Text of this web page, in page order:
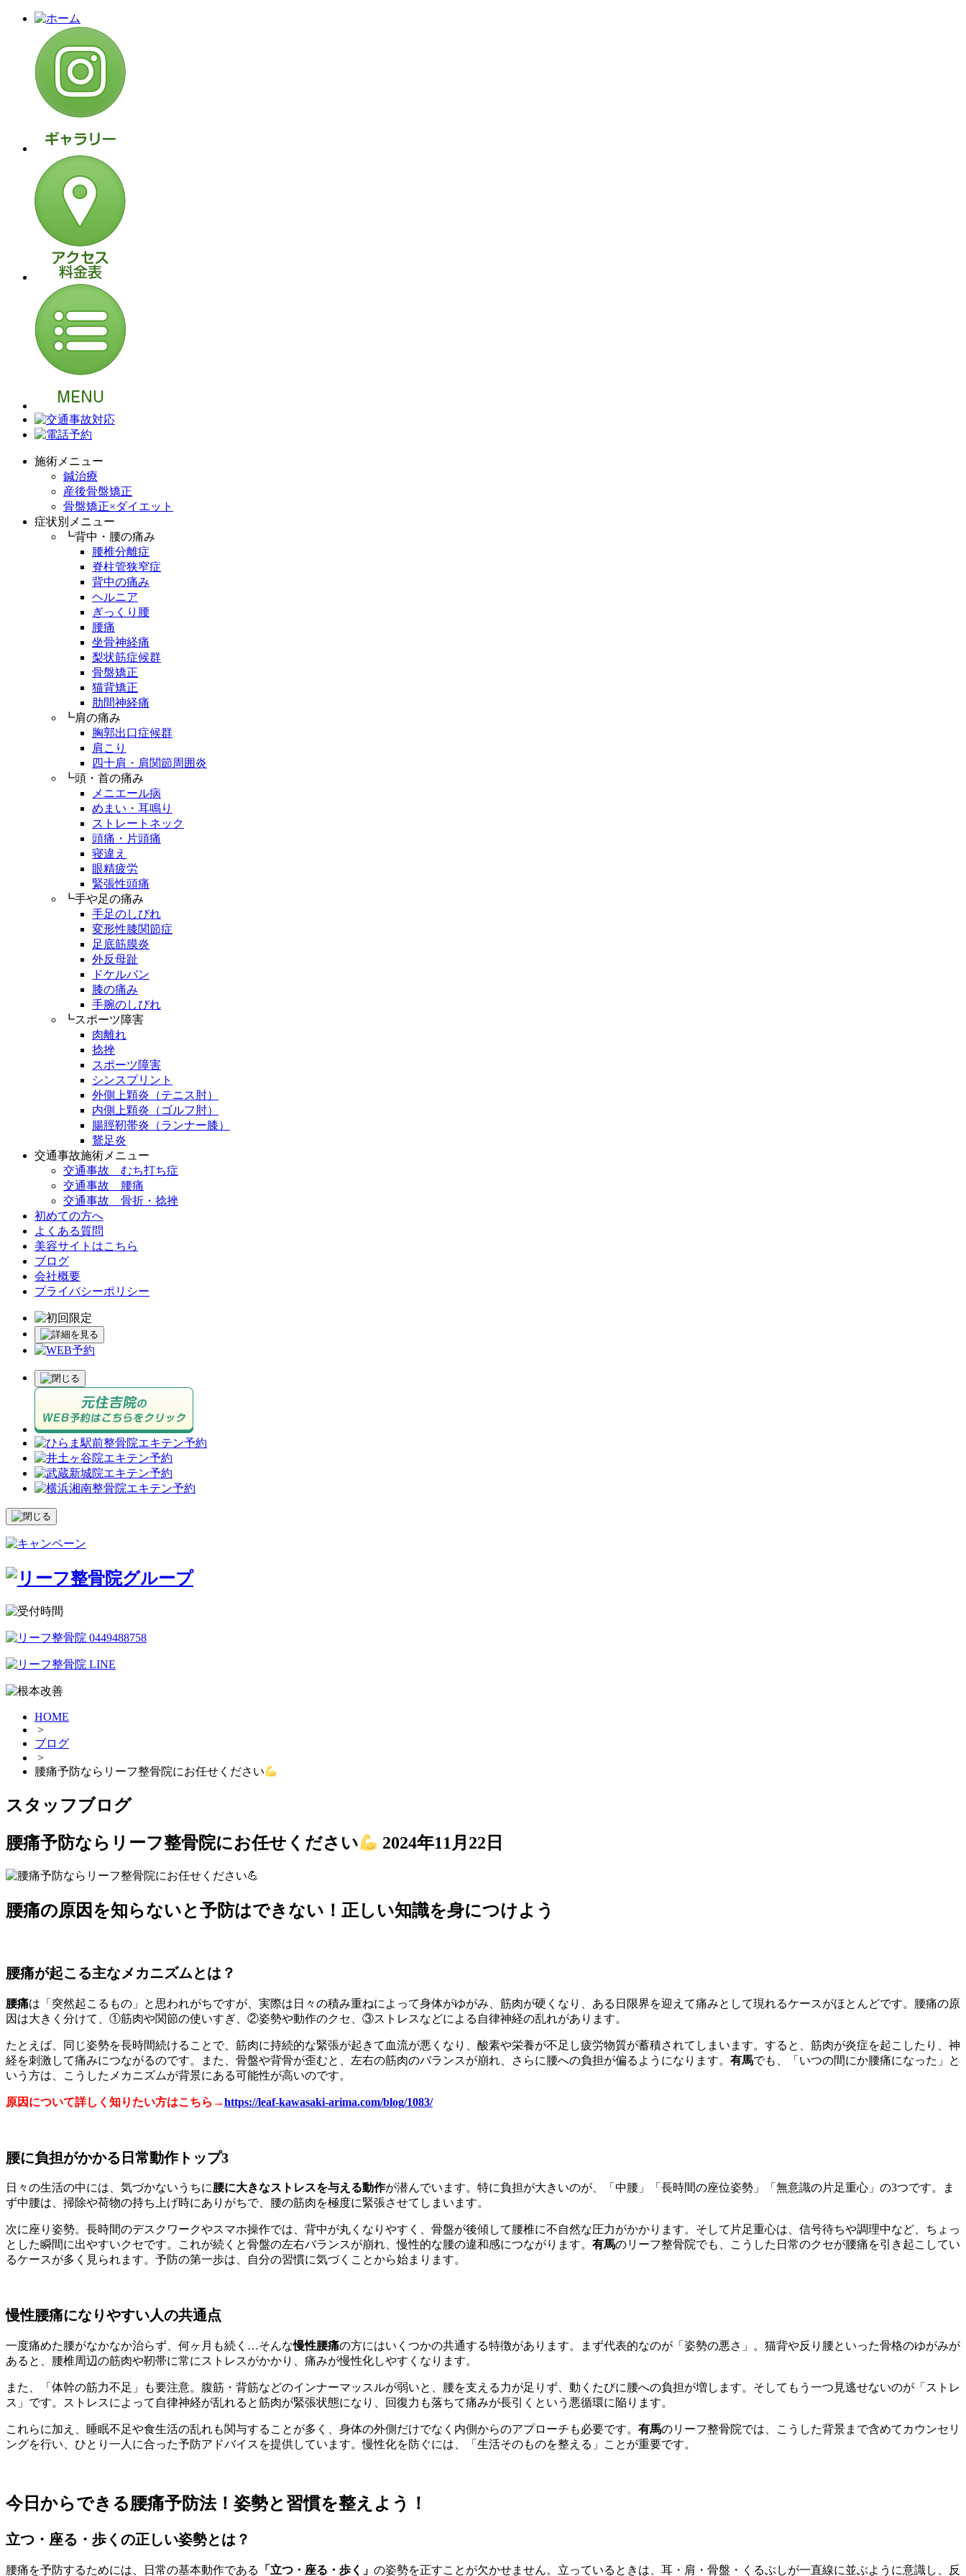
施術メニュー
鍼治療
産後骨盤矯正
骨盤矯正×ダイエット
症状別メニュー
┗背中・腰の痛み
腰椎分離症
脊柱管狭窄症
背中の痛み
ヘルニア
ぎっくり腰
腰痛
坐骨神経痛
梨状筋症候群
骨盤矯正
猫背矯正
肋間神経痛
┗肩の痛み
胸郭出口症候群
肩こり
四十肩・肩関節周囲炎
┗頭・首の痛み
メニエール病
めまい・耳鳴り
ストレートネック
頭痛・片頭痛
寝違え
眼精疲労
緊張性頭痛
┗手や足の痛み
手足のしびれ
変形性膝関節症
足底筋膜炎
外反母趾
ドケルバン
膝の痛み
手腕のしびれ
┗スポーツ障害
肉離れ
捻挫
スポーツ障害
シンスプリント
外側上顆炎（テニス肘）
内側上顆炎（ゴルフ肘）
腸脛靭帯炎（ランナー膝）
鵞足炎
交通事故施術メニュー
交通事故 むち打ち症
交通事故 腰痛
交通事故 骨折・捻挫
初めての方へ
よくある質問
美容サイトはこちら
ブログ
会社概要
プライバシーポリシー
HOME
>
ブログ
>
腰痛予防ならリーフ整骨院にお任せください
スタッフブログ
腰痛予防ならリーフ整骨院にお任せください
2024年11月22日
腰痛の原因を知らないと予防はできない！正しい知識を身につけよう
腰痛が起こる主なメカニズムとは？
腰痛は「突然起こるもの」と思われがちですが、実際は日々の積み重ねによって身体がゆがみ、筋肉が硬くなり、ある日限界を迎えて痛みとして現れるケースがほとんどです。腰痛の原
因は大きく分けて、①筋肉や関節の使いすぎ、②姿勢や動作のクセ、③ストレスなどによる自律神経の乱れがあります。
たとえば、同じ姿勢を長時間続けることで、筋肉に持続的な緊張が起きて血流が悪くなり、酸素や栄養が不足し疲労物質が蓄積されてしまいます。すると、筋肉が炎症を起こしたり、神
経を刺激して痛みにつながるのです。また、骨盤や背骨が歪むと、左右の筋肉のバランスが崩れ、さらに腰への負担が偏るようになります。 有馬でも、「いつの間にか腰痛になった」と
いう方は、こうしたメカニズムが背景にある可能性が高いのです。
原因について詳しく知りたい方はこちら→https://leaf-kawasaki-arima.com/blog/1083/
腰に負担がかかる日常動作トップ3
日々の生活の中には、気づかないうちに腰に大きなストレスを与える動作が潜んでいます。特に負担が大きいのが、「中腰」「長時間の座位姿勢」「無意識の片足重心」の3つです。ま
ず中腰は、掃除や荷物の持ち上げ時にありがちで、腰の筋肉を極度に緊張させてしまいます。
次に座り姿勢。長時間のデスクワークやスマホ操作では、背中が丸くなりやすく、骨盤が後傾して腰椎に不自然な圧力がかかります。そして片足重心は、信号待ちや調理中など、ちょっ
とした瞬間に出やすいクセです。これが続くと骨盤の左右バランスが崩れ、慢性的な腰の違和感につながります。 有馬のリーフ整骨院でも、こうした日常のクセが腰痛を引き起こしてい
るケースが多く見られます。予防の第一歩は、自分の習慣に気づくことから始まります。
慢性腰痛になりやすい人の共通点
一度痛めた腰がなかなか治らず、何ヶ月も続く…そんな慢性腰痛の方にはいくつかの共通する特徴があります。まず代表的なのが「姿勢の悪さ」。猫背や反り腰といった骨格のゆがみが
あると、腰椎周辺の筋肉や靭帯に常にストレスがかかり、痛みが慢性化しやすくなります。
また、「体幹の筋力不足」も要注意。腹筋・背筋などのインナーマッスルが弱いと、腰を支える力が足りず、動くたびに腰への負担が増します。そしてもう一つ見逃せないのが「ストレ
ス」です。ストレスによって自律神経が乱れると筋肉が緊張状態になり、回復力も落ちて痛みが長引くという悪循環に陥ります。
これらに加え、睡眠不足や食生活の乱れも関与することが多く、身体の外側だけでなく内側からのアプローチも必要です。 有馬のリーフ整骨院では、こうした背景まで含めてカウンセリ
ングを行い、ひとり一人に合った予防アドバイスを提供しています。慢性化を防ぐには、「生活そのものを整える」ことが重要です。
今日からできる腰痛予防法！姿勢と習慣を整えよう！
立つ・座る・歩くの正しい姿勢とは？
腰痛を予防するためには、日常の基本動作である 「立つ・座る・歩く」 の姿勢を正すことが欠かせません。立っているときは、耳・肩・骨盤・くるぶしが一直線に並ぶように意識し、反